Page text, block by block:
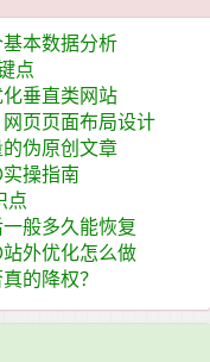
本数据分析
点
垂直类网站
页页面布局设计
伪原创文章
操指南
点
般多久能恢复
外优化怎么做
的降权？